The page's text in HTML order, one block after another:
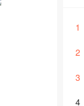
1
2
3
4